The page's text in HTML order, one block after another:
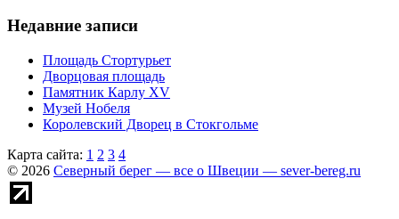
Недавние записи
Площадь Стортурьет
Дворцовая площадь
Памятник Карлу XV
Музей Нобеля
Королевский Дворец в Стокгольме
Карта сайта: 1 2 3 4
© 2026 Северный берег — все о Швеции — sever-bereg.ru